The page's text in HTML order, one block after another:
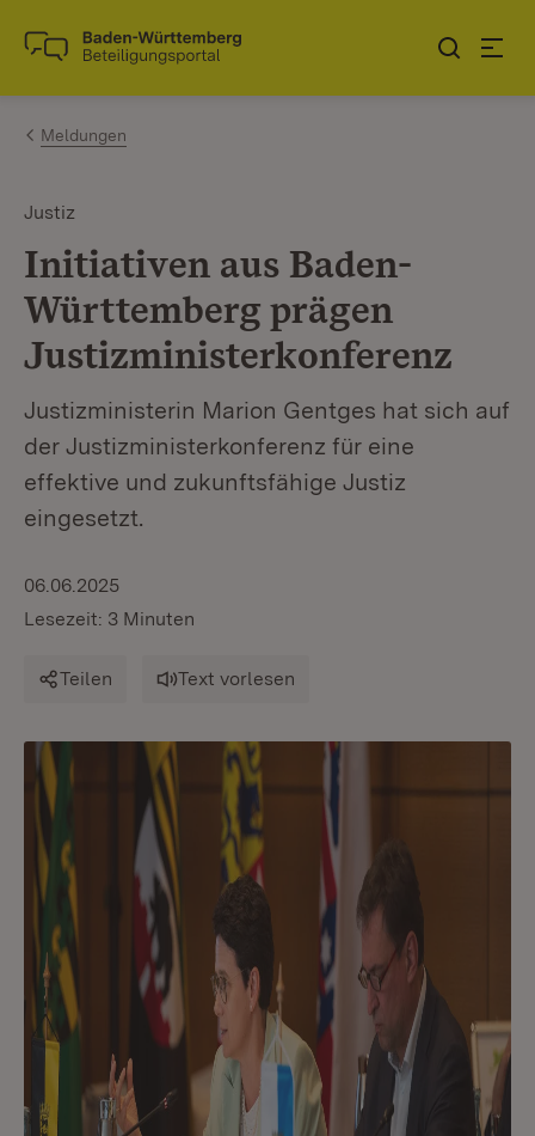
Zum Inhalt springen
Link zur Startseite
Meldungen
Justiz
Initiativen aus Baden-
Württemberg prägen
Justizministerkonferenz
Justizministerin Marion Gentges hat sich auf
der Justizministerkonferenz für eine
effektive und zukunftsfähige Justiz
eingesetzt.
06.06.2025
Lesezeit: 3 Minuten
Teilen Text vorlesen